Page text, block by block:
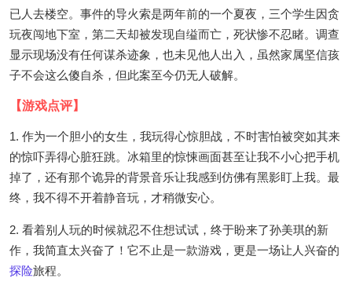
已人去楼空。事件的导火索是两年前的一个夏夜，三个学生因贪
玩夜闯地下室，第二天却被发现自缢而亡，死状惨不忍睹。调查
显示现场没有任何谋杀迹象，也未见他人出入，虽然家属坚信孩
子不会这么傻自杀，但此案至今仍无人破解。
【游戏点评】
1. 作为一个胆小的女生，我玩得心惊胆战，不时害怕被突如其来
的惊吓弄得心脏狂跳。冰箱里的惊悚画面甚至让我不小心把手机
掉了，还有那个诡异的背景音乐让我感到仿佛有黑影盯上我。最
终，我不得不开着静音玩，才稍微安心。
2. 看着别人玩的时候就忍不住想试试，终于盼来了孙美琪的新
作，我简直太兴奋了！它不止是一款游戏，更是一场让人兴奋的
探险旅程。